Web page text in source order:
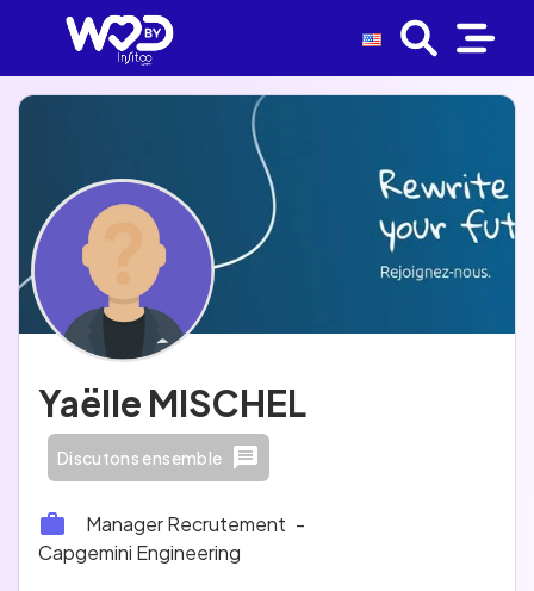
Yaëlle MISCHEL
Discutons ensemble
Manager Recrutement -
Capgemini Engineering